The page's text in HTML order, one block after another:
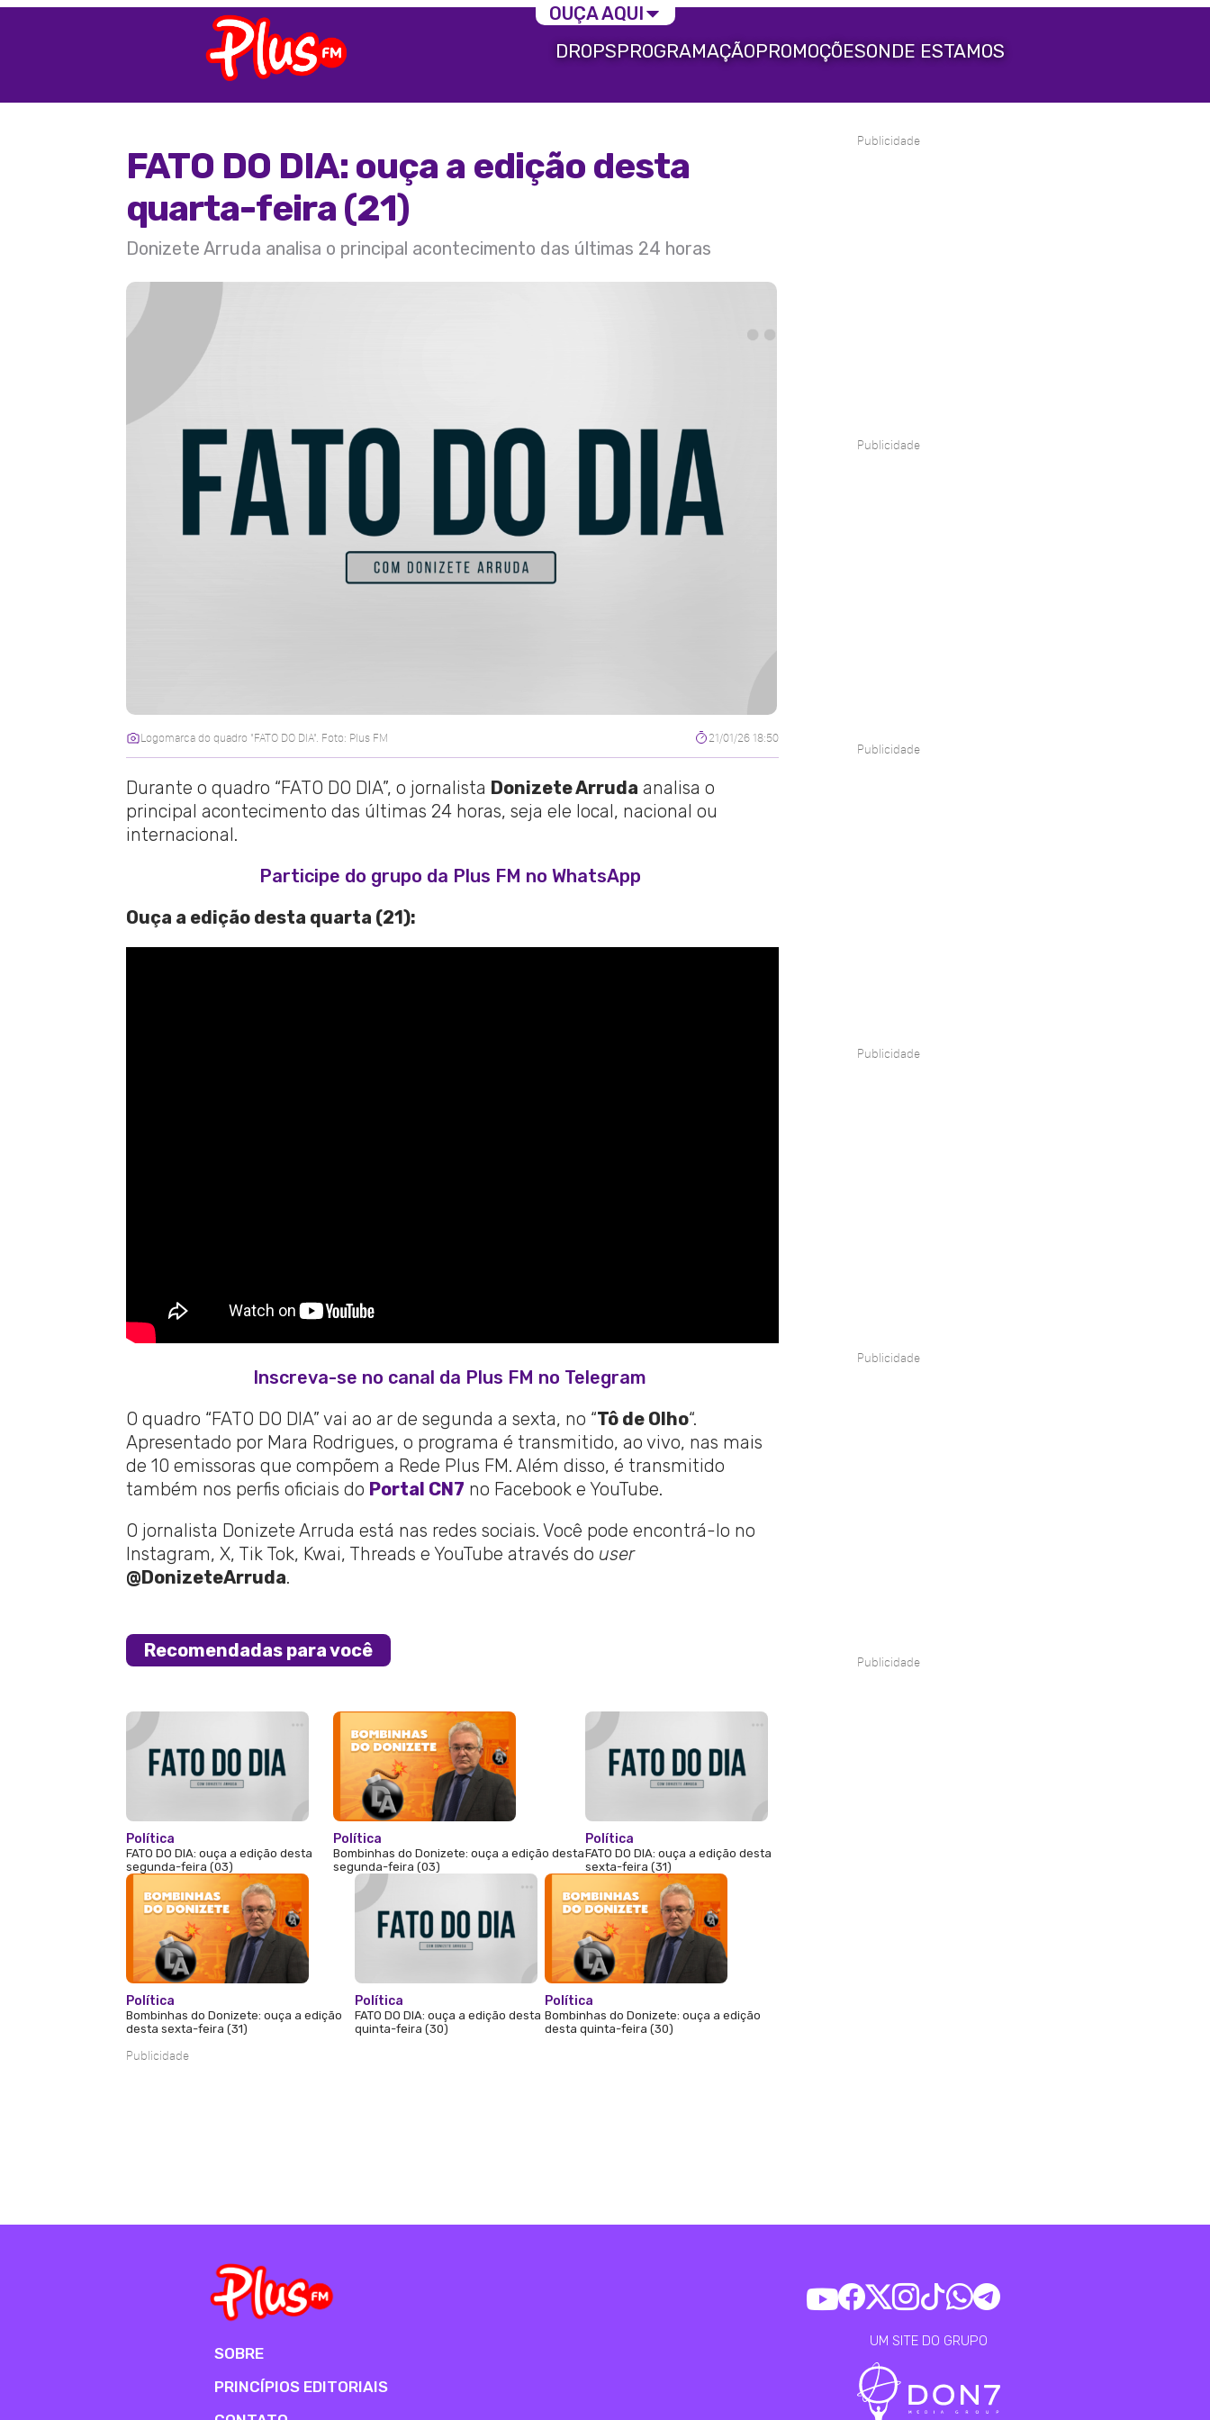
DROPSPROGRAMAÇÃOPROMOÇÕESONDE ESTAMOS
FATO DO DIA: ouça a edição desta
quarta-feira (21)
Donizete Arruda analisa o principal acontecimento das últimas 24 horas
Logomarca do quadro "FATO DO DIA". Foto: Plus FM 21/01/26 18:50
Durante o quadro “FATO DO DIA”, o jornalista Donizete Arruda analisa o
principal acontecimento das últimas 24 horas, seja ele local, nacional ou
internacional.
Participe do grupo da Plus FM no WhatsApp
Ouça a edição desta quarta (21):
Inscreva-se no canal da Plus FM no Telegram
O quadro “FATO DO DIA” vai ao ar de segunda a sexta, no “Tô de Olho“.
Apresentado por Mara Rodrigues, o programa é transmitido, ao vivo, nas mais
de 10 emissoras que compõem a Rede Plus FM. Além disso, é transmitido
também nos perfis oficiais do Portal CN7 no Facebook e YouTube.
O jornalista Donizete Arruda está nas redes sociais. Você pode encontrá-lo no
Instagram, X, Tik Tok, Kwai, Threads e YouTube através do user
@DonizeteArruda.
Recomendadas para você
Política
FATO DO DIA: ouça a edição desta
segunda-feira (03)
Política
Bombinhas do Donizete: ouça a edição desta
segunda-feira (03)
Política
FATO DO DIA: ouça a edição desta
sexta-feira (31)
Política
Bombinhas do Donizete: ouça a edição
desta sexta-feira (31)
Política
FATO DO DIA: ouça a edição desta
quinta-feira (30)
Política
Bombinhas do Donizete: ouça a edição
desta quinta-feira (30)
Publicidade
Publicidade
Publicidade
Publicidade
Publicidade
Publicidade
Publicidade
SOBRE
PRINCÍPIOS EDITORIAIS
UM SITE DO GRUPO
OUÇA AQUI